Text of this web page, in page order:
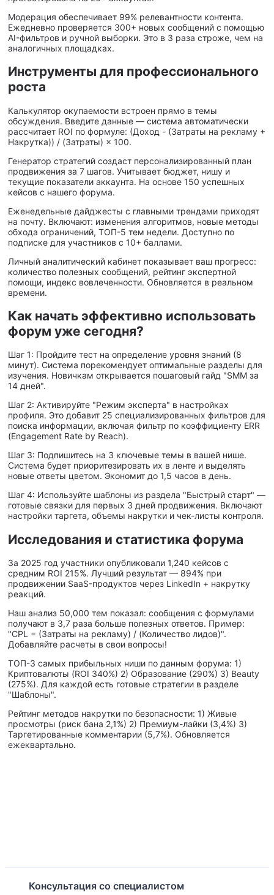
Модерация обеспечивает 99% релевантности контента.
Ежедневно проверяется 300+ новых сообщений с помощью
AI-фильтров и ручной выборки. Это в 3 раза строже, чем на
аналогичных площадках.
Инструменты для профессионального
роста
Калькулятор окупаемости встроен прямо в темы
обсуждения. Введите данные — система автоматически
рассчитает ROI по формуле: (Доход - (Затраты на рекламу +
Накрутка)) / (Затраты) × 100.
Генератор стратегий создаст персонализированный план
продвижения за 7 шагов. Учитывает бюджет, нишу и
текущие показатели аккаунта. На основе 150 успешных
кейсов с нашего форума.
Еженедельные дайджесты с главными трендами приходят
на почту. Включают: изменения алгоритмов, новые методы
обхода ограничений, ТОП-5 тем недели. Доступно по
подписке для участников с 10+ баллами.
Личный аналитический кабинет показывает ваш прогресс:
количество полезных сообщений, рейтинг экспертной
помощи, индекс вовлеченности. Обновляется в реальном
времени.
Как начать эффективно использовать
форум уже сегодня?
Шаг 1: Пройдите тест на определение уровня знаний (8
минут). Система порекомендует оптимальные разделы для
изучения. Новичкам открывается пошаговый гайд "SMM за
14 дней".
Шаг 2: Активируйте "Режим эксперта" в настройках
профиля. Это добавит 25 специализированных фильтров для
поиска информации, включая фильтр по коэффициенту ERR
(Engagement Rate by Reach).
Шаг 3: Подпишитесь на 3 ключевые темы в вашей нише.
Система будет приоритезировать их в ленте и выделять
новые ответы цветом. Экономит до 1,5 часов в день.
Шаг 4: Используйте шаблоны из раздела "Быстрый старт" —
готовые связки для первых 3 дней продвижения. Включают
настройки таргета, объемы накрутки и чек-листы контроля.
Исследования и статистика форума
За 2025 год участники опубликовали 1,240 кейсов с
средним ROI 215%. Лучший результат — 894% при
продвижении SaaS-продуктов через LinkedIn + накрутку
реакций.
Наш анализ 50,000 тем показал: сообщения с формулами
получают в 3,7 раза больше полезных ответов. Пример:
"CPL = (Затраты на рекламу) / (Количество лидов)".
Добавляйте расчеты в свои вопросы!
ТОП-3 самых прибыльных ниши по данным форума: 1)
Криптовалюты (ROI 340%) 2) Образование (290%) 3) Beauty
(275%). Для каждой есть готовые стратегии в разделе
"Шаблоны".
Рейтинг методов накрутки по безопасности: 1) Живые
просмотры (риск бана 2,1%) 2) Премиум-лайки (3,4%) 3)
Таргетированные комментарии (5,7%). Обновляется
ежеквартально.
Консультация со специалистом